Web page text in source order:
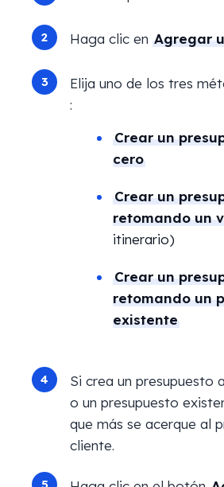
Haga clic en Agregar
Elija uno de los tres
:
Crear un
cero
Crear un
retomando un
itinerario)
Crear un
retomando un
existente
Si crea un presupuesto
o un presupuesto
que más se acerque al
cliente.